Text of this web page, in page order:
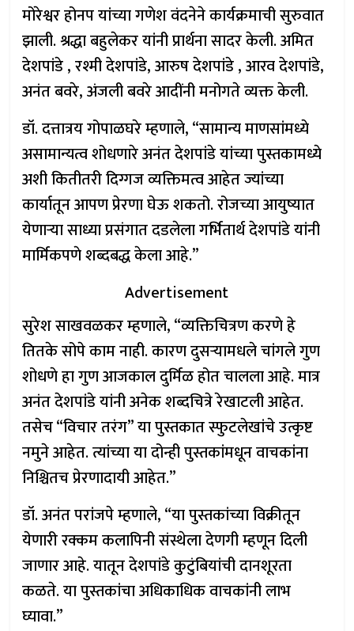
मोरेश्वर होनप यांच्या गणेश वंदनेने कार्यक्रमाची सुरुवात
झाली. श्रद्धा बहुलेकर यांनी प्रार्थना सादर केली. अमित
देशपांडे , रश्मी देशपांडे, आरुष देशपांडे , आरव देशपांडे,
अनंत बवरे, अंजली बवरे आदींनी मनोगते व्यक्त केली.
डॉ. दत्तात्रय गोपाळघरे म्हणाले, “सामान्य माणसांमध्ये
असामान्यत्व शोधणारे अनंत देशपांडे यांच्या पुस्तकामध्ये
अशी कितीतरी दिग्गज व्यक्तिमत्व आहेत ज्यांच्या
कार्यातून आपण प्रेरणा घेऊ शकतो. रोजच्या आयुष्यात
येणाऱ्या साध्या प्रसंगात दडलेला गर्भितार्थ देशपांडे यांनी
मार्मिकपणे शब्दबद्ध केला आहे.”
Advertisement
सुरेश साखवळकर म्हणाले, “व्यक्तिचित्रण करणे हे
तितके सोपे काम नाही. कारण दुसऱ्यामधले चांगले गुण
शोधणे हा गुण आजकाल दुर्मिळ होत चालला आहे. मात्र
अनंत देशपांडे यांनी अनेक शब्दचित्रे रेखाटली आहेत.
तसेच “विचार तरंग” या पुस्तकात स्फुटलेखांचे उत्कृष्ट
नमुने आहेत. त्यांच्या या दोन्ही पुस्तकांमधून वाचकांना
निश्चितच प्रेरणादायी आहेत.”
डॉ. अनंत परांजपे म्हणाले, “या पुस्तकांच्या विक्रीतून
येणारी रक्कम कलापिनी संस्थेला देणगी म्हणून दिली
जाणार आहे. यातून देशपांडे कुटुंबियांची दानशूरता
कळते. या पुस्तकांचा अधिकाधिक वाचकांनी लाभ
घ्यावा.”